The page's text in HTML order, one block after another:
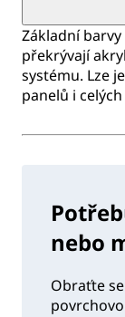
Základní
překrývají
systému. Lze
panelů i
nebo
Obraťte